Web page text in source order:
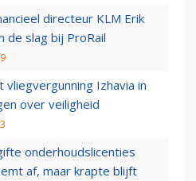
directeur KLM Erik
de slag bij ProRail
vliegvergunning Izhavia in
over veiligheid
onderhoudslicenties
af, maar krapte blijft